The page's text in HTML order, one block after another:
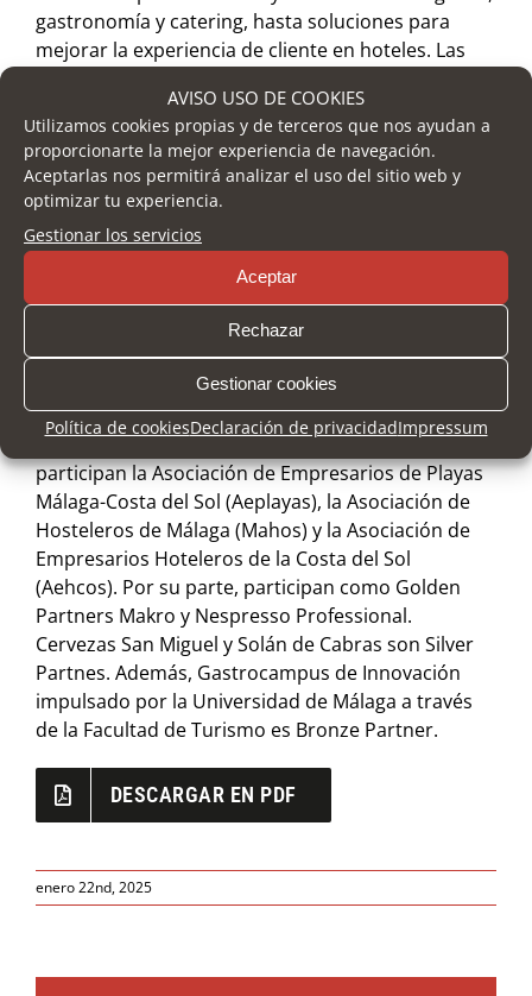
AVISO USO DE COOKIES
Utilizamos cookies propias y de terceros que nos ayudan a
proporcionarte la mejor experiencia de navegación.
Aceptarlas nos permitirá analizar el uso del sitio web y
optimizar tu experiencia.
Gestionar los servicios
Aceptar
Rechazar
Gestionar cookies
Política de cookiesDeclaración de privacidadImpressum
gastronomía y catering, hasta soluciones para
mejorar la experiencia de cliente en hoteles. Las
demostraciones y presentarán accesorios,
productos y tecnologías para la actualización de
los establecimientos.
H&T está organizado por FYCMA (Palacio de Ferias
y Congresos de Málaga), del Ayuntamiento de
Málaga. La Consejería de Turismo y Andalucía
Exterior de la Junta de Andalucía es Premium
Partner. Tiene como promotores institucionales al
Ayuntamiento de Málaga, así como a la Diputación
Provincial de Málaga a través de Turismo y
Planificación Costa del Sol y la marca promocional
‘Sabor a Málaga’. Como promotores sectoriales
participan la Asociación de Empresarios de Playas
Málaga-Costa del Sol (Aeplayas), la Asociación de
Hosteleros de Málaga (Mahos) y la Asociación de
Empresarios Hoteleros de la Costa del Sol
(Aehcos). Por su parte, participan como Golden
Partners Makro y Nespresso Professional.
Cervezas San Miguel y Solán de Cabras son Silver
Partnes. Además, Gastrocampus de Innovación
impulsado por la Universidad de Málaga a través
de la Facultad de Turismo es Bronze Partner.
DESCARGAR EN PDF
enero 22nd, 2025